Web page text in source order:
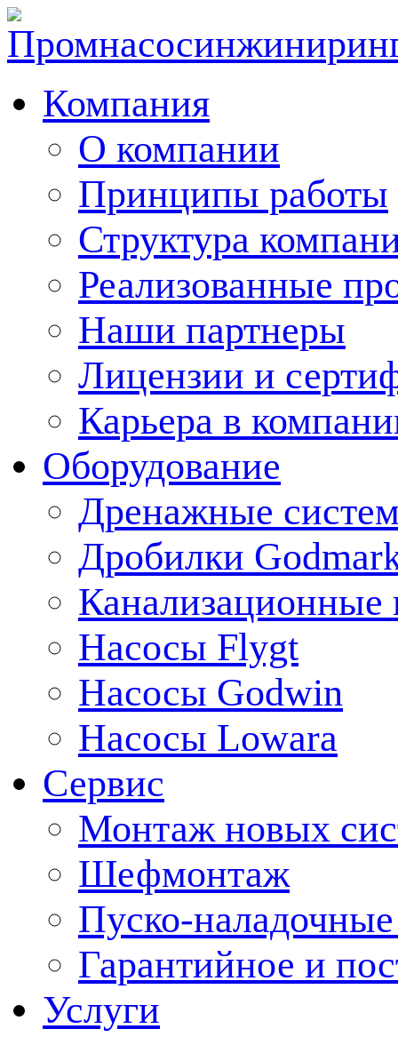
Компания
О компании
Принципы работы
Структура
Реализованные
Наши партнеры
Лицензии и
Карьера в
Оборудование
Дренажные
Дробилки
Канализационные
Насосы Flygt
Насосы Godwin
Насосы Lowara
Сервис
Монтаж новых
Шефмонтаж
Пуско-
Гарантийное и
Услуги